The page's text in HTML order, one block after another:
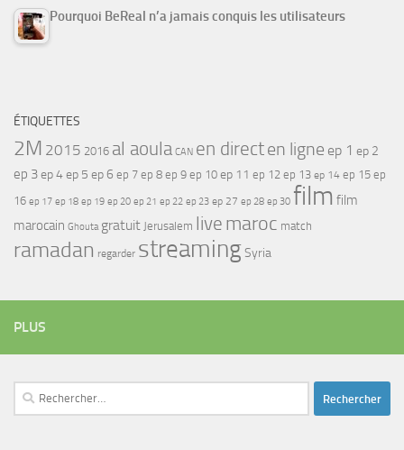
Pourquoi BeReal n’a jamais conquis les utilisateurs
ÉTIQUETTES
2M 2015 2016 al aoula CAN en directen ligne ep 1 ep 2
ep 3ep 4ep 5 ep 6 ep 7 ep 8 ep 9 ep 10 ep 11 ep 12 ep 13 ep 14 ep 15 ep
16 ep 17 ep 18 ep 19 ep 20 ep 21 ep 22 ep 23 ep 27 ep 28 ep 30 film film
marocain Ghouta gratuit Jerusalem live maroc match
ramadan regarder streamingSyria
PLUS
Rechercher :